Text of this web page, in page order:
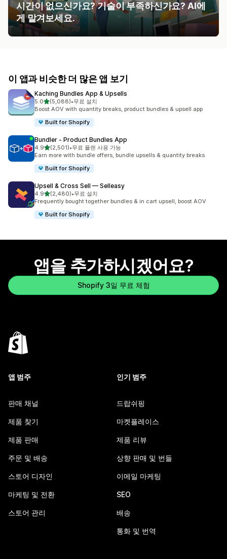
시간이 없으신가요? 기술이 부족하신가요? AI에
게 맡겨보세요.
이 앱과 비슷한 더 많은 앱 보기
Kaching Bundles App & Upsells
5.0별 5개 중
(5,088)
총 리뷰 5088개
•무료 설치
Boost AOV with quantity breaks, product bundles & upsell app
Built for Shopify
Bundler ‑ Product Bundles App
4.9별 5개 중
(2,501)
총 리뷰 2501개
•무료 플랜 사용 가능
Earn more with bundle offers, bundle upsells & quantity breaks
Built for Shopify
Upsell & Cross Sell — Selleasy
4.9별 5개 중
(2,480)
총 리뷰 2480개
•무료 설치
Frequently bought together bundles & in cart upsell, boost AOV
Built for Shopify
앱을 추가하시겠어요?
Shopify 3일 무료 체험
앱 범주
판매 채널
제품 찾기
제품 판매
주문 및 배송
스토어 디자인
마케팅 및 전환
스토어 관리
인기 범주
드랍쉬핑
마켓플레이스
제품 리뷰
상향 판매 및 번들
이메일 마케팅
SEO
배송
통화 및 번역